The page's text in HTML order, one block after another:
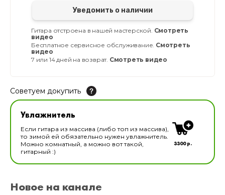
Уведомить о наличии
Гитара отстроена в нашей мастерской. Смотреть
видео
Бесплатное сервисное обслуживание. Смотреть
видео
7 или 14 дней на возврат. Смотреть видео
Советуем докупить
Увлажнитель для музыкальных инструментов
В наличии
Увлажнитель
Если гитара из массива (либо топ из массива),
то зимой ей обязательно нужен увлажнитель.
Можно комнатный, а можно вот такой,
гитарный :)
3300 р.
Новое на канале